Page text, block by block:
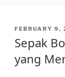
POSTED
FEBRUARY 9,
Sepak
yang